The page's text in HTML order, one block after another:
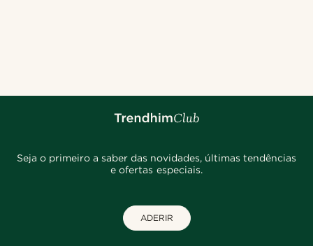
Seja o primeiro a saber das novidades, últimas tendências
e ofertas especiais.
ADERIR